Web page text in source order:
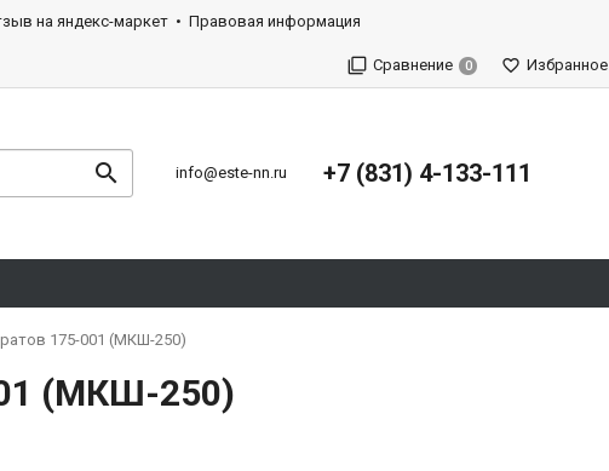
на яндекс-маркет Правовая информация
Сравнение 0 Избранное
info@este-nn.ru +7 (831) 4-133-111
175-001 (МКШ-250)
(МКШ-250)